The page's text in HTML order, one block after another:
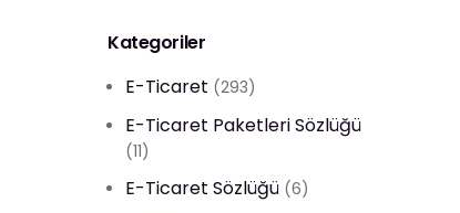
Kategoriler
E-Ticaret (293)
E-Ticaret Paketleri Sözlüğü
(11)
E-Ticaret Sözlüğü (6)